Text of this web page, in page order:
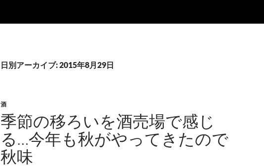
日別アーカイブ: 2015年8月29日
酒
季節の移ろいを酒売場で感じ
る…今年も秋がやってきたので
秋味